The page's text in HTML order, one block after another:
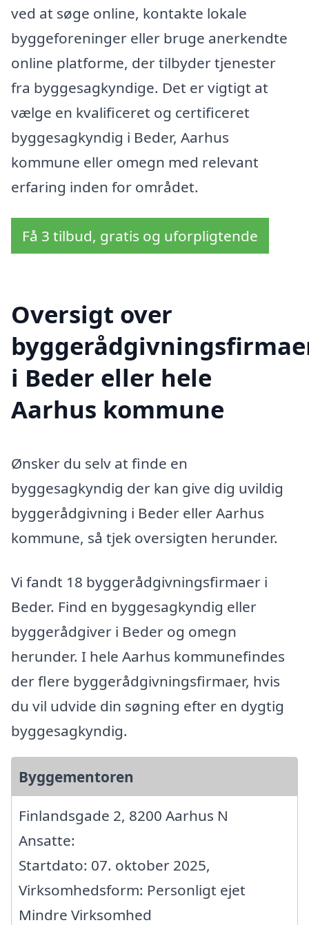
ved at søge online, kontakte lokale
byggeforeninger eller bruge anerkendte
online platforme, der tilbyder tjenester
fra byggesagkyndige. Det er vigtigt at
vælge en kvalificeret og certificeret
byggesagkyndig i Beder, Aarhus
kommune eller omegn med relevant
erfaring inden for området.
Få 3 tilbud, gratis og uforpligtende
Oversigt over
i Beder eller hele
Aarhus kommune
Ønsker du selv at finde en
byggesagkyndig der kan give dig uvildig
byggerådgivning i Beder eller Aarhus
kommune, så tjek oversigten herunder.
Vi fandt 18 byggerådgivningsfirmaer i
Beder. Find en byggesagkyndig eller
byggerådgiver i Beder og omegn
herunder. I hele Aarhus kommunefindes
der flere byggerådgivningsfirmaer, hvis
du vil udvide din søgning efter en dygtig
byggesagkyndig.
Byggementoren
Finlandsgade 2, 8200 Aarhus N
Ansatte:
Startdato: 07. oktober 2025,
Virksomhedsform: Personligt ejet
Mindre Virksomhed